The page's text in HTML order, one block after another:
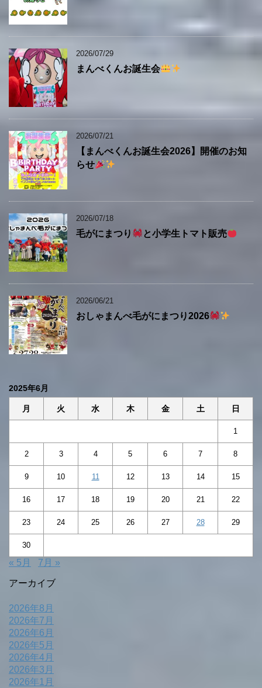
2026/07/29
まんべくんお誕生会
2026/07/21
【まんべくんお誕生会2026】開催のお知
らせ
2026/07/18
毛がにまつり と小学生トマト販売
2026/06/21
おしゃまんべ毛がにまつり2026
2025年6月
月 火 水 木 金 土 日
1
2 3 4 5 6 7 8
9 10 11 12 13 14 15
16 17 18 19 20 21 22
23 24 25 26 27 28 29
30
« 5月 7月 »
アーカイブ
2026年8月
2026年7月
2026年6月
2026年5月
2026年4月
2026年3月
2026年1月